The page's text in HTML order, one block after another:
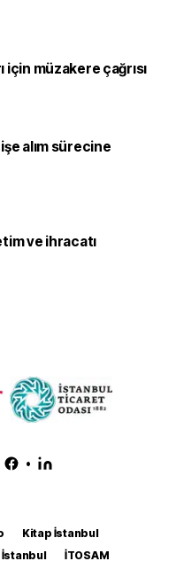
için müzakere çağrısı
alım sürecine
ve ihracatı
•
Kitap İstanbul
İstanbul
İTOSAM